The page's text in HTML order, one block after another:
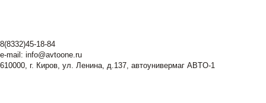
8(8332)45-18-84
e-mail: info@avtoone.ru
610000, г. Киров, ул. Ленина, д.137, автоунивермаг ABTO-1